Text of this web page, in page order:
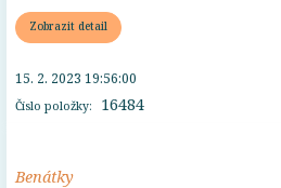
Zobrazit detail
Číslo položky: 16484
15. 2. 2023 19:56:00
Benátky